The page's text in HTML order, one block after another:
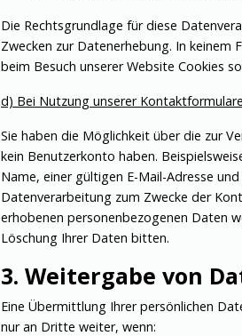
Die Rechtsgrundlage für diese
Zwecken zur Datenerhebung. In keinem
beim Besuch unserer Website Cookies
d) Bei Nutzung unserer Kontaktformulare
Sie haben die Möglichkeit über die zur
kein Benutzerkonto haben.
Name, einer gültigen E-Mail-Adresse
Datenverarbeitung zum Zwecke der
erhobenen personenbezogenen Daten
Löschung Ihrer Daten bitten.
3. Weitergabe von
Eine Übermittlung Ihrer persönlichen
nur an Dritte weiter, wenn: